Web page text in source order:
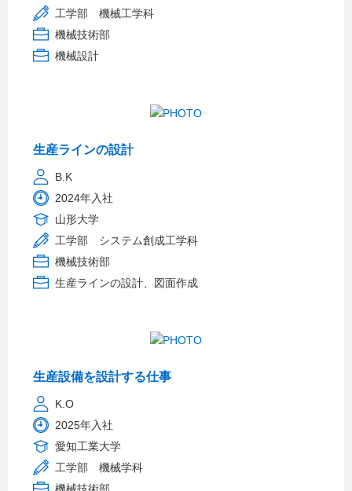
工学部 機械工学科
機械技術部
機械設計
生産ラインの設計
B.K
2024年入社
山形大学
工学部 システム創成工学科
機械技術部
生産ラインの設計、図面作成
生産設備を設計する仕事
K.O
2025年入社
愛知工業大学
工学部 機械学科